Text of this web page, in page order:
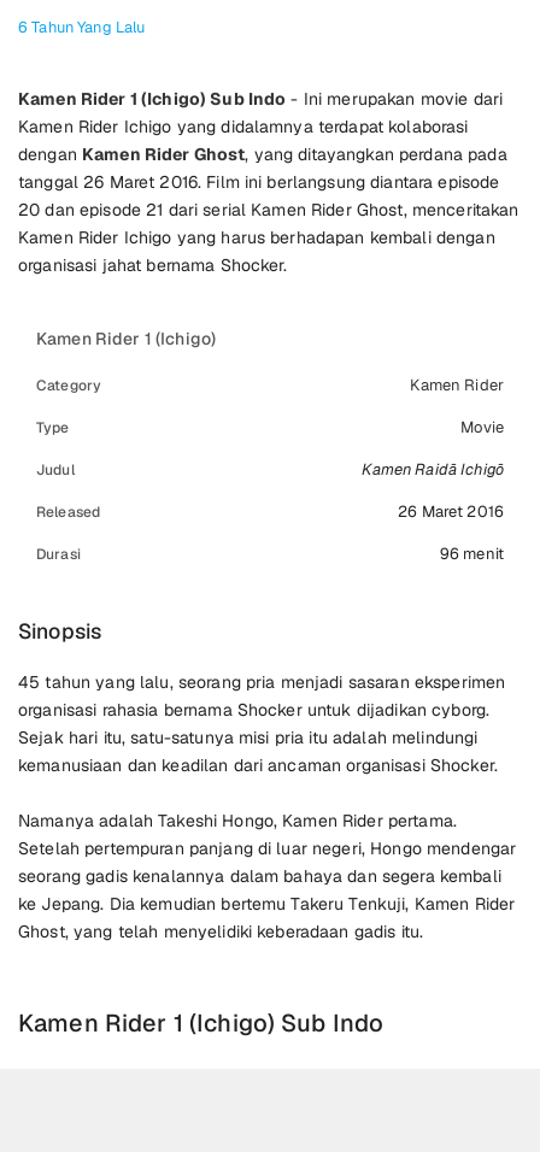
6 Tahun Yang Lalu
Kamen Rider 1 (Ichigo) Sub Indo - Ini merupakan movie dari
Kamen Rider Ichigo yang didalamnya terdapat kolaborasi
dengan Kamen Rider Ghost, yang ditayangkan perdana pada
tanggal 26 Maret 2016. Film ini berlangsung diantara episode
20 dan episode 21 dari serial Kamen Rider Ghost, menceritakan
Kamen Rider Ichigo yang harus berhadapan kembali dengan
organisasi jahat bernama Shocker.
Kamen Rider 1 (Ichigo)
Category Kamen Rider
Type Movie
Judul Kamen Raidā Ichigō
Released 26 Maret 2016
Durasi 96 menit
Sinopsis
45 tahun yang lalu, seorang pria menjadi sasaran eksperimen
organisasi rahasia bernama Shocker untuk dijadikan cyborg.
Sejak hari itu, satu-satunya misi pria itu adalah melindungi
kemanusiaan dan keadilan dari ancaman organisasi Shocker.
Namanya adalah Takeshi Hongo, Kamen Rider pertama.
Setelah pertempuran panjang di luar negeri, Hongo mendengar
seorang gadis kenalannya dalam bahaya dan segera kembali
ke Jepang. Dia kemudian bertemu Takeru Tenkuji, Kamen Rider
Ghost, yang telah menyelidiki keberadaan gadis itu.
Kamen Rider 1 (Ichigo) Sub Indo